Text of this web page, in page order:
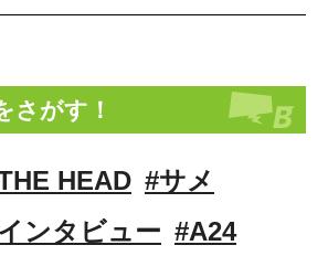
さがす！
HEAD #サメ
ンタビュー #A24